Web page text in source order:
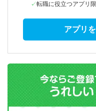
転職に役立つアプリ
アプリ